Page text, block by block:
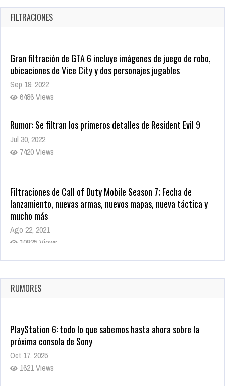
Oct 7, 2025
1759 Views
FILTRACIONES
Gran filtración de GTA 6 incluye imágenes de juego de robo,
ubicaciones de Vice City y dos personajes jugables
Sep 19, 2022
6486 Views
Rumor: Se filtran los primeros detalles de Resident Evil 9
Jul 30, 2022
7420 Views
Filtraciones de Call of Duty Mobile Season 7; Fecha de
lanzamiento, nuevas armas, nuevos mapas, nueva táctica y
mucho más
Ago 22, 2021
10825 Views
La configuración de Call of Duty 2021 aparentemente ya fue
Ago 8, 2021
10008 Views
RUMORES
PlayStation 6: todo lo que sabemos hasta ahora sobre la
próxima consola de Sony
Oct 17, 2025
1621 Views